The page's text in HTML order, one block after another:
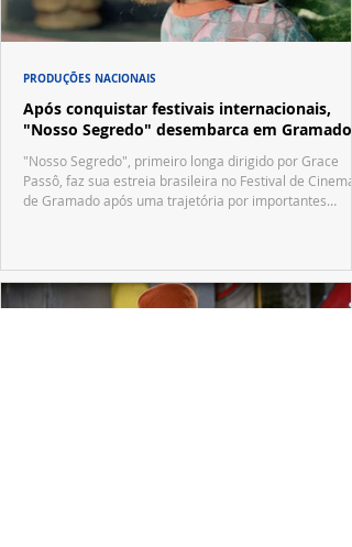
Após conquistar festivais internacionais,
"Nosso Segredo" desembarca em Gramado
"Nosso Segredo", primeiro longa dirigido por Grace
Passô, faz sua estreia brasileira no Festival de Cinema
de Gramado após uma trajetória por importantes
PRODUÇÕES NACIONAIS